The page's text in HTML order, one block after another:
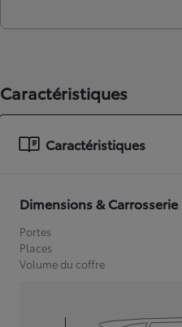
Caractéristiques
Caractéristiques
Dimensions & Carrosserie
Portes
Places
Volume du coffre